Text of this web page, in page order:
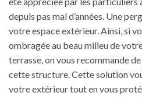
depuis pas mal d’années. Une
votre espace extérieur. Ainsi, si
ombragée au beau milieu de
terrasse, on vous recommande
cette structure. Cette solution
votre extérieur tout en vous